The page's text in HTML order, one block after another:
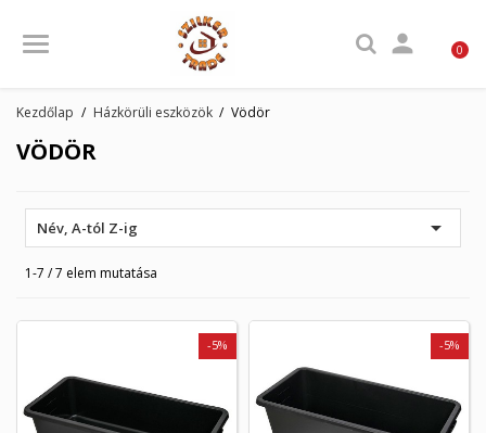
 0
Kezdőlap Házkörüli eszközök Vödör
VÖDÖR
Név, A-tól Z-ig 
1-7 / 7 elem mutatása
-5% -5%